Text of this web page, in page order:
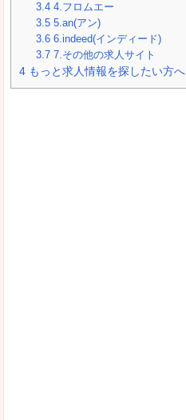
3.4 4.フロムエー
3.5 5.an(アン)
3.6 6.indeed(インディード)
3.7 7.その他の求人サイト
4 もっと求人情報を探したい方へ